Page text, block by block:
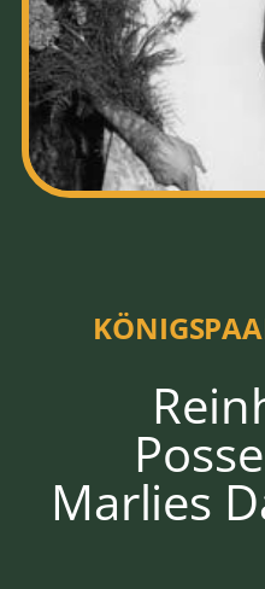
Marlies